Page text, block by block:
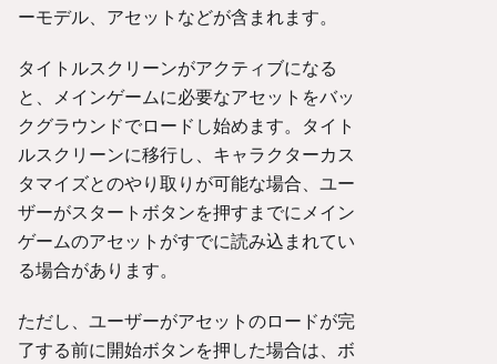
ーモデル、アセットなどが含まれます。
タイトルスクリーンがアクティブになる
と、メインゲームに必要なアセットをバッ
クグラウンドでロードし始めます。タイト
ルスクリーンに移行し、キャラクターカス
タマイズとのやり取りが可能な場合、ユー
ザーがスタートボタンを押すまでにメイン
ゲームのアセットがすでに読み込まれてい
る場合があります。
ただし、ユーザーがアセットのロードが完
了する前に開始ボタンを押した場合は、ボ